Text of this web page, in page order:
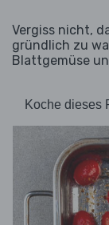
Vergiss nicht,
gründlich zu
Blattgemüse
Koche dieses